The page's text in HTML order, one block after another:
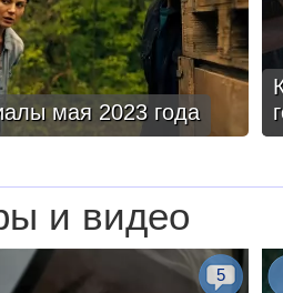
мая 2023 года
и видео
5